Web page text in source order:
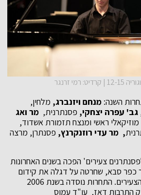
השנה: מנחם ויזנברג, מלחין,
גב' עפרה יצחקי, פסנתרנית, מר ואג
ראשי ומנצח תזמורת אשדוד,
, מר עדי רוזנקרנץ, פסנתרן, מרצה
צעירים' הפכה בשנים האחרונות
כפר סבא, שחרטה על דגלה את קידום
התרבות דאז, עו"ד עמוס